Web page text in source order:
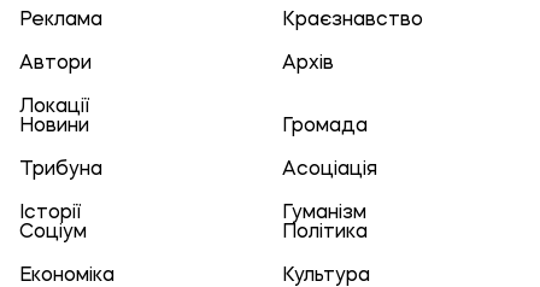
Реклама Краєзнавство
Автори Архів
Локації
Новини
Громада
Трибуна Асоціація
Історії
Гуманізм
Соціум
Політика
Економіка Культура